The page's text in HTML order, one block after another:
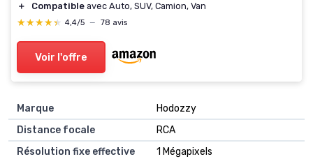
＋
Compatible avec Auto, SUV, Camion, Van
★★★★★
★★★★★ 4,4/5 — 78 avis
Voir l'offre
Marque
‎Hodozzy
Distance focale
‎RCA
Résolution fixe effective
‎1 Mégapixels